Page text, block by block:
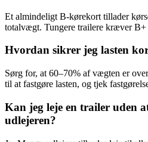
Et almindeligt B‑kørekort tillader
totalvægt. Tungere trailere kræver B+
Hvordan sikrer jeg lasten
Sørg for, at 60–70% af vægten er
til at fastgøre lasten, og tjek
Kan jeg leje en trailer uden
udlejeren?